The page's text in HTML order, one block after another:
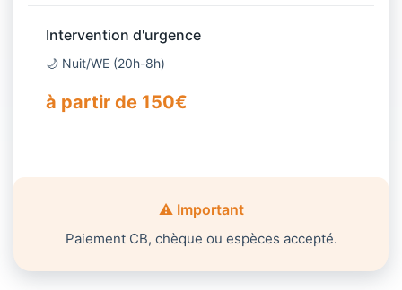
Intervention d'urgence
🌙 Nuit/WE (20h-8h)
à partir de 150€
⚠️ Important
Paiement CB, chèque ou espèces accepté.